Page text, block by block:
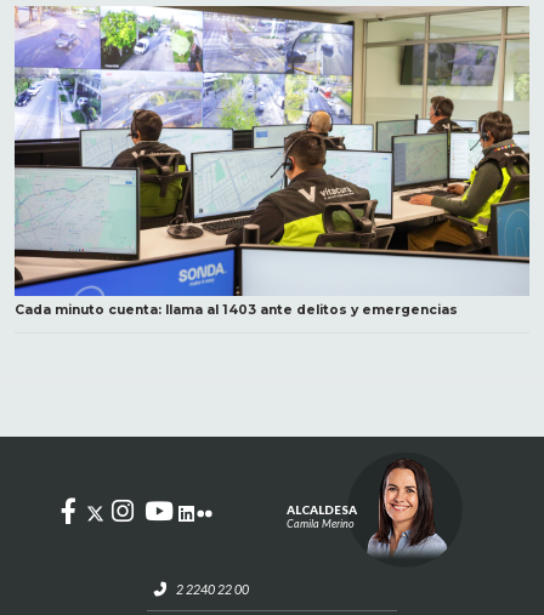
Cada minuto cuenta: llama al 1403 ante delitos y emergencias
2 2240 22 00
ALCALDESA
Camila Merino